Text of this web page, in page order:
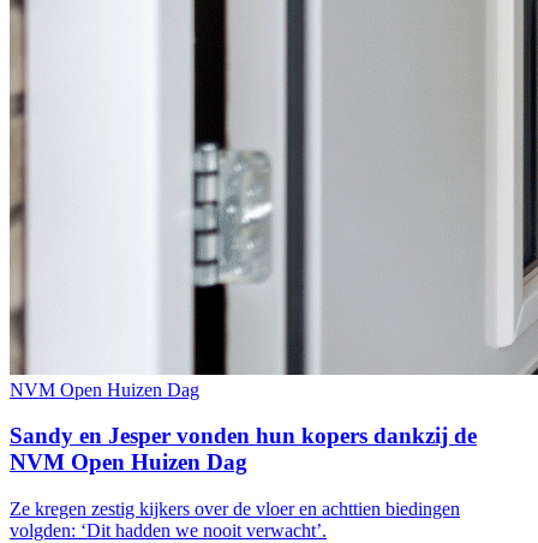
NVM Open Huizen Dag
Sandy en Jesper vonden hun kopers dankzij de
NVM Open Huizen Dag
Ze kregen zestig kijkers over de vloer en achttien biedingen
volgden: ‘Dit hadden we nooit verwacht’.